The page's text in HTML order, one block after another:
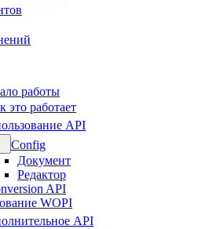
работы
это работает
API
Config
Документ
Редактор
API
WOPI
API